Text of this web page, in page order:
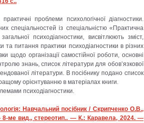
проблеми психологічної діагностики.
спеціальностей із спеціальністю «Практична
психодіагностики, висвітлюють зміст,
та питання практики психодіагностики в різних
щодо організації самостійної роботи, основні
знань, список літератури для обов’язкової
літератури. В посібнику подано список
орієнтуванню в матеріалах книги.
психодіагностики.
Навчальний посібник / Скрипченко О.В.,
ме вид., стереотип.. — К.: Каравела, 2024. —